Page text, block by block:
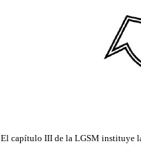
El capítulo III de la LGSM instituye